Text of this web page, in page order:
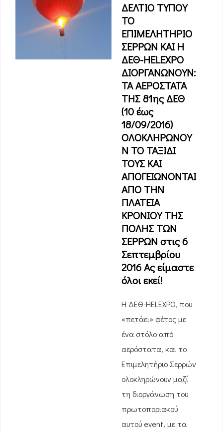
ΔΕΛΤΙΟ ΤΥΠΟΥ
ΤΟ
ΕΠΙΜΕΛΗΤΗΡΙΟ
ΣΕΡΡΩΝ ΚΑΙ Η
ΔΕΘ-HELEXPO
ΔΙΟΡΓΑΝΩΝΟΥΝ:
ΤΑ ΑΕΡΟΣΤΑΤΑ
ΤΗΣ 81ης ΔΕΘ
(10 έως
18/09/2016)
ΟΛΟΚΛΗΡΩΝΟΥ
Ν ΤΟ ΤΑΞΙΔΙ
ΤΟΥΣ ΚΑΙ
ΑΠΟΓΕΙΩΝΟΝΤΑΙ
ΑΠΟ ΤΗΝ
ΠΛΑΤΕΙΑ
ΚΡΟΝΙΟΥ ΤΗΣ
ΠΟΛΗΣ ΤΩΝ
ΣΕΡΡΩΝ στις 6
Σεπτεμβρίου
2016 Ας είμαστε
όλοι εκεί!
Η ΔΕΘ-HELEXPO, που
«πετάει» φέτος με
ένα στόλο από
αερόστατα, και το
Επιμελητήριο Σερρών
ολοκληρώνουν μαζί
τη διοργάνωση του
πρωτοποριακού
αυτού event, με τα